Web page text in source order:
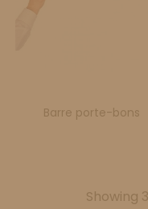
Barre porte-bons
Showing